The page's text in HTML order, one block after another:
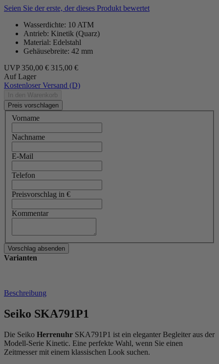
Seien Sie der erste, der dieses Produkt bewertet
Wasserdichte: 10 ATM
Antrieb: Kinetik (Quarz)
Material: Edelstahl
Gehäusebreite: 42 mm
UVP 350,00 € 315,00 €
Auf Lager
Kostenloser Versand (D)
In den Warenkorb
Preis vorschlagen
Vorname
Nachname
E-Mail
Telefon
Preisvorschlag in €
Kommentar
Varianten
Beschreibung
Seiko SKA791P1
Die Seiko Herrenuhr SKA791P1 ist ein eleganter Begleiter aus der
Modell-Serie Kinetic. Eine perfekte Wahl, wenn Sie einen
Zeitmesser mit einem klassischen Look suchen.